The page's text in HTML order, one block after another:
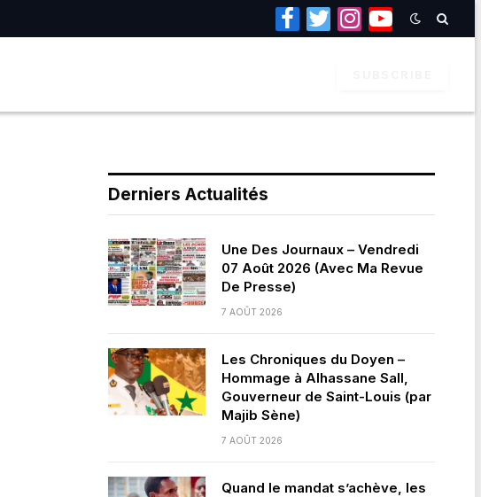
Facebook
TwitterInstagramYouTube
Derniers Actualités
Une Des Journaux – Vendredi
07 Août 2026 (Avec Ma Revue
De Presse)
7 AOÛT 2026
Les Chroniques du Doyen –
Hommage à Alhassane Sall,
Gouverneur de Saint-Louis (par
Majib Sène)
7 AOÛT 2026
Quand le mandat s’achève, les